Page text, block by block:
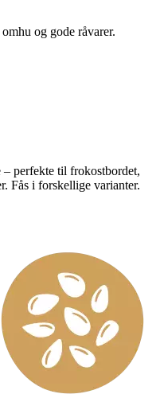
og gode råvarer.
perfekte til frokostbordet,
Fås i forskellige varianter.